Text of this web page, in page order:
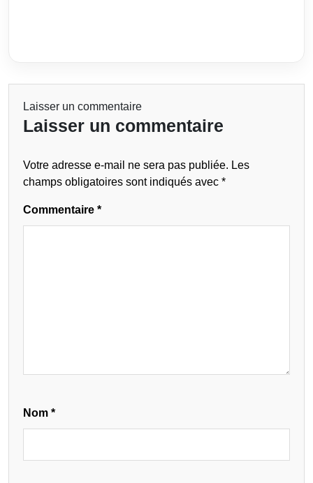
Laisser un commentaire
Laisser un commentaire
Votre adresse e-mail ne sera pas publiée. Les
champs obligatoires sont indiqués avec *
Commentaire *
Nom *